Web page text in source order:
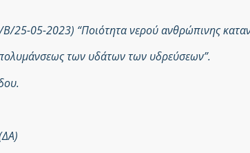
05-2023) “Ποιότητα νερού ανθρώπινης
των υδάτων των υδρεύσεων”.